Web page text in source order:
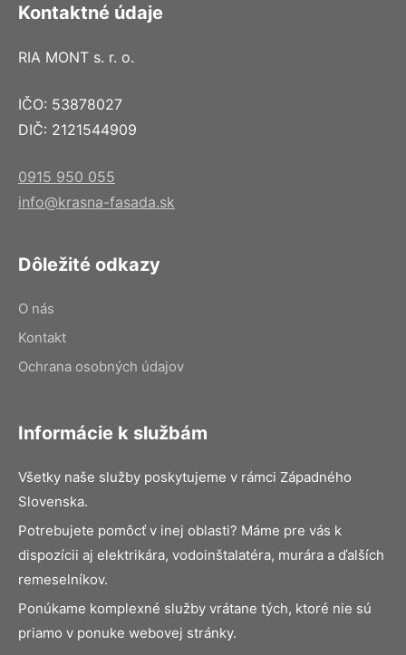
Kontaktné údaje
RIA MONT s. r. o.
IČO: 53878027
DIČ: 2121544909
0915 950 055
info@krasna-fasada.sk
Dôležité odkazy
O nás
Kontakt
Ochrana osobných údajov
Informácie k službám
Všetky naše služby poskytujeme v rámci Západného
Slovenska.
Potrebujete pomôcť v inej oblasti? Máme pre vás k
dispozícii aj elektrikára, vodoinštalatéra, murára a ďalších
remeselníkov.
Ponúkame komplexné služby vrátane tých, ktoré nie sú
priamo v ponuke webovej stránky.